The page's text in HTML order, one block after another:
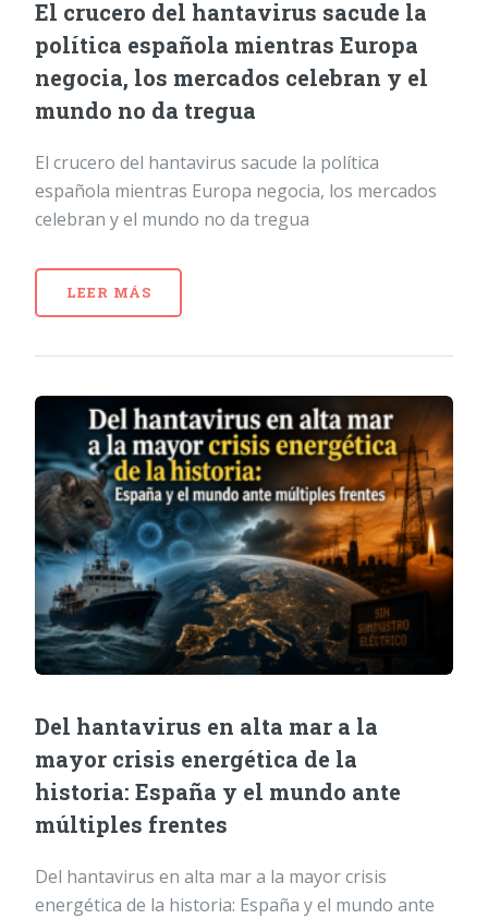
El crucero del hantavirus sacude la
política española mientras Europa
negocia, los mercados celebran y el
mundo no da tregua
El crucero del hantavirus sacude la política
española mientras Europa negocia, los mercados
celebran y el mundo no da tregua
LEER MÁS
Del hantavirus en alta mar a la
mayor crisis energética de la
historia: España y el mundo ante
múltiples frentes
Del hantavirus en alta mar a la mayor crisis
energética de la historia: España y el mundo ante